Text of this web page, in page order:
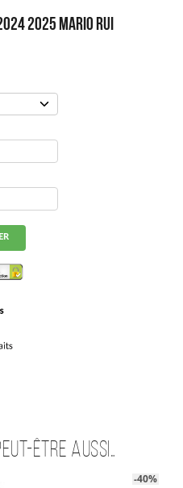
2025 Mario Rui
:
être aussi…
-40%